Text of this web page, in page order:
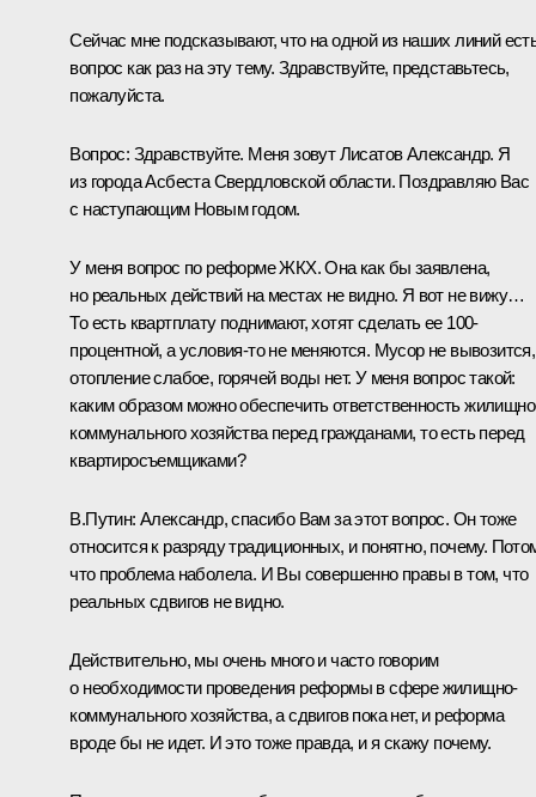
Сейчас мне подсказывают, что на одной из наших линий
вопрос как раз на эту тему. Здравствуйте, представьтесь,
пожалуйста.
Вопрос: Здравствуйте. Меня зовут Лисатов Александр. Я
из города Асбеста Свердловской области. Поздравляю Вас
с наступающим Новым годом.
У меня вопрос по реформе ЖКХ. Она как бы заявлена,
но реальных действий на местах не видно. Я вот не вижу…
То есть квартплату поднимают, хотят сделать ее 100-
процентной, а условия‑то не меняются. Мусор не вывозится,
отопление слабое, горячей воды нет. У меня вопрос такой:
каким образом можно обеспечить ответственность
коммунального хозяйства перед гражданами, то есть перед
квартиросъемщиками?
В.Путин: Александр, спасибо Вам за этот вопрос. Он тоже
относится к разряду традиционных, и понятно, почему.
что проблема наболела. И Вы совершенно правы в том, что
реальных сдвигов не видно.
Действительно, мы очень много и часто говорим
о необходимости проведения реформы в сфере жилищно-
коммунального хозяйства, а сдвигов пока нет, и реформа
вроде бы не идет. И это тоже правда, и я скажу почему.